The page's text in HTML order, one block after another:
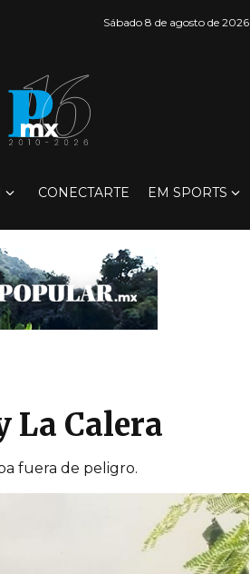
Sábado 8 de agosto de 2026
CONECTARTE EM SPORTS
La Calera
fuera de peligro.